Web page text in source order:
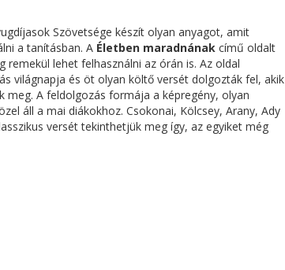
Szövetsége készít olyan anyagot, amit
a tanításban. A Életben maradnának című oldalt
remekül lehet felhasználni az órán is. Az oldal
világnapja és öt olyan költő versét dolgozták fel, akik
meg. A feldolgozás formája a képregény, olyan
áll a mai diákokhoz. Csokonai, Kölcsey, Arany, Ady
versét tekinthetjük meg így, az egyiket még